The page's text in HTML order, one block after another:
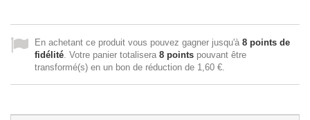
En achetant ce produit vous pouvez gagner jusqu'à 8 points de
fidélité . Votre panier totalisera 8 points pouvant être
transformé(s) en un bon de réduction de 1,60 €